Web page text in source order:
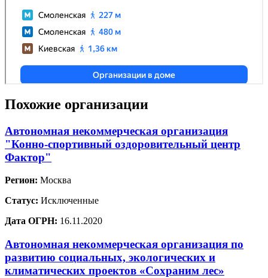
Похожие организации
Автономная некоммерческая организация
"Конно-спортивный оздоровительный центр
Фактор"
Регион: Москва
Статус: Исключенные
Дата ОГРН: 16.11.2020
Автономная некоммерческая организация по
развитию социальных, экологических и
климатических проектов «Сохраним лес»